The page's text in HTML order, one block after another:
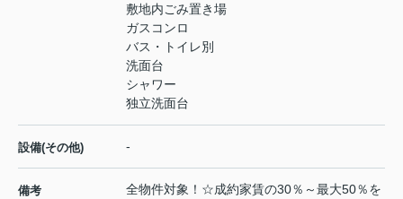
敷地内ごみ置き場
ガスコンロ
バス・トイレ別
洗面台
シャワー
独立洗面台
設備(その他) -
備考
全物件対象！☆成約家賃の30％～最大50％を